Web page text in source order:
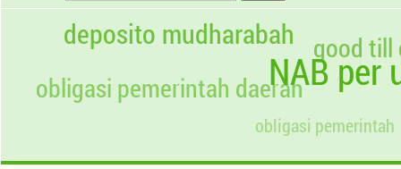
NAB per
deposito mudharabah
obligasi pemerintah
obligasi pemerintah daerah
good till